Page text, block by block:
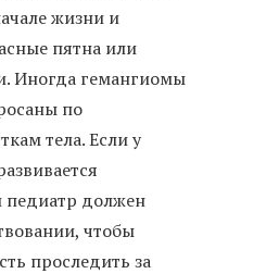
жизни и
пятна или
Иногда гемангиомы
по
тела. Если у
педиатр должен
чтобы
проследить за